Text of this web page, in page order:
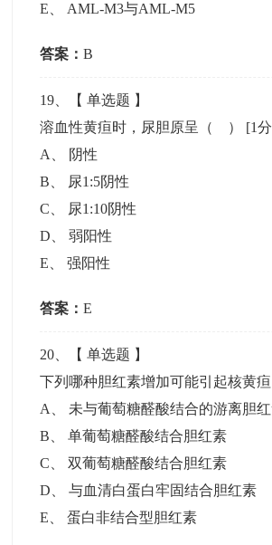
E
AML-M3与AML-M5
答案：B
19 、【单选题 】
溶血性黄疸时，尿胆原呈（ ） [1
A
阴性
B
尿1:5阴性
C
尿1:10阴性
D 、弱阳性
E 、强阳性
答案：E
20 、【单选题 】
下列哪种胆红素增加可能引起核黄
A
未与葡萄糖醛酸结合的游离胆
B 、单葡萄糖醛酸结合胆红素
C 、双葡萄糖醛酸结合胆红素
D 、与血清白蛋白牢固结合胆红素
E 、蛋白非结合型胆红素